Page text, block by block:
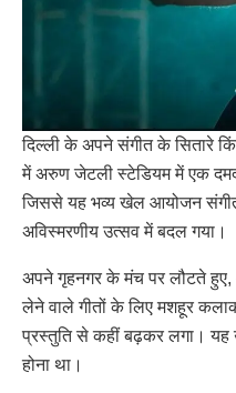
दिल्ली के अपने संगीत के सितारे
में अरुण जेटली स्टेडियम में एक
जिससे यह भव्य खेल आयोजन
अविस्मरणीय उत्सव में बदल गया।
अपने गृहनगर के मंच पर लौटते हुए,
लेने वाले गीतों के लिए मशहूर
प्रस्तुति से कहीं बढ़कर लगा।
होना था।